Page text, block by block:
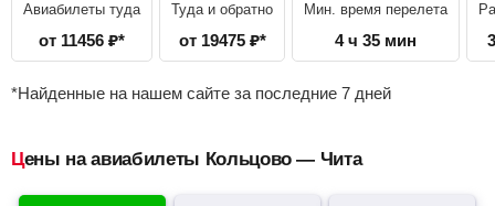
Авиабилеты туда
от 11456 ₽*
Туда и обратно
от 19475 ₽*
Мин. время перелета
4 ч 35 мин
*Найденные на нашем сайте за последние 7 дней
Цены на авиабилеты Кольцово — Чита